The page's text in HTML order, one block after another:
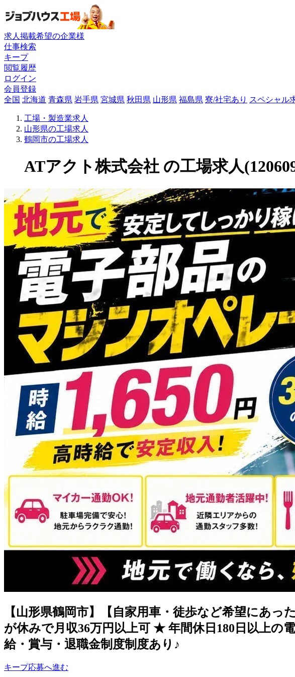
求人掲載希望の企業様
仕事検索
キープ
閲覧履歴
ログイン
会員登録
全国 北海道 青森県 岩手県 宮城県 秋田県 山形県 福島県 寮/社宅あり スペシャル
工場・製造業求人
山形県の工場求人
鶴岡市の工場求人
ATアクト株式会社 の工場求人
【山形県鶴岡市】【自家用車・徒歩など希望にあ
が休みで月収36万円以上可 ★ 年間休日180日以上の
給・賞与・退職金制度制度あり♪
キープ応募へ進む